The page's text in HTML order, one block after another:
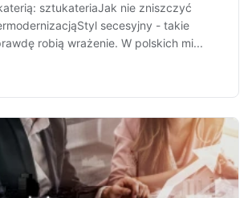
sztukateriaJak nie zniszczyć
secesyjny - takie
robią wrażenie. W polskich mi...